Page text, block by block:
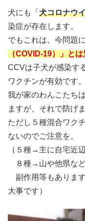
犬にも「 犬コロナウ
染症が存在します。
でもこれは、今問題
（COVID-19）」と
CCVは子犬が感染す
ワクチンが有効です
我が家のわんこたち
ますが、それで防げま
ただし５種混合ワク
ないのでご注意を。
（５種→主に自宅近
８種→山や他県など
副作用等もありま
大事です）